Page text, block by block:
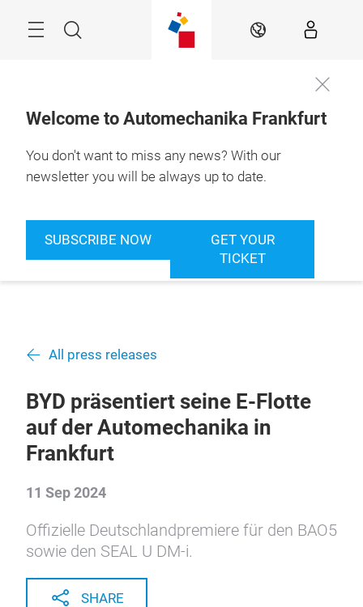
Search EN
Welcome to Automechanika Frankfurt
You don't want to miss any news? With our
newsletter you will be always up to date.
SUBSCRIBE NOW
GET YOUR
TICKET
BYD präsentiert seine E-Flotte
auf der Automechanika in
Frankfurt
11 Sep 2024
Offizielle Deutschlandpremiere für den BAO5
sowie den SEAL U DM-i.